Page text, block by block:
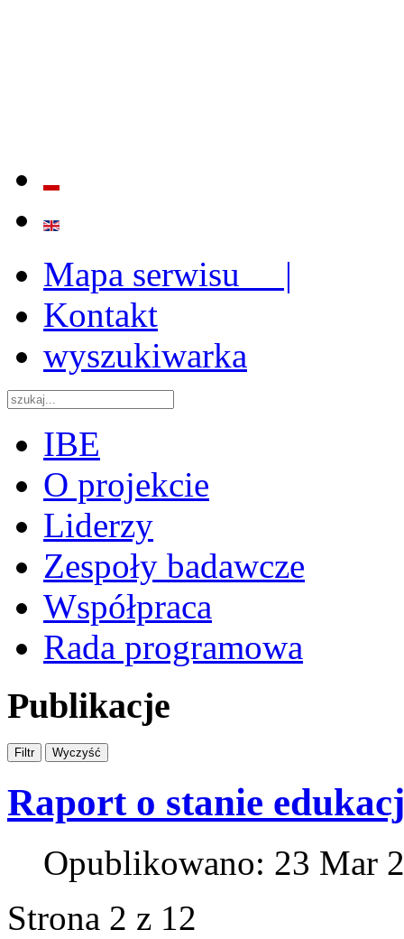
Mapa serwisu |
Kontakt
wyszukiwarka
IBE
O projekcie
Liderzy
Zespoły badawcze
Współpraca
Rada programowa
Publikacje
Raport o stanie
Opublikowano: 23 Mar
Strona 2 z 12